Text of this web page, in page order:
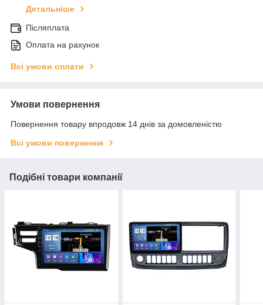
Детальніше
Післяплата
Оплата на рахунок
Всі умови оплати
Умови повернення
Повернення товару впродовж 14 днів за домовленістю
Всі умови повернення
Подібні товари компанії